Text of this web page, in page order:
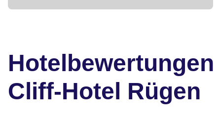
Hotelbewertungen
Cliff-Hotel Rügen